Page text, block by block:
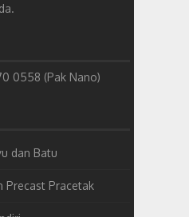
0558 (Pak Nano)
dan Batu
Precast Pracetak